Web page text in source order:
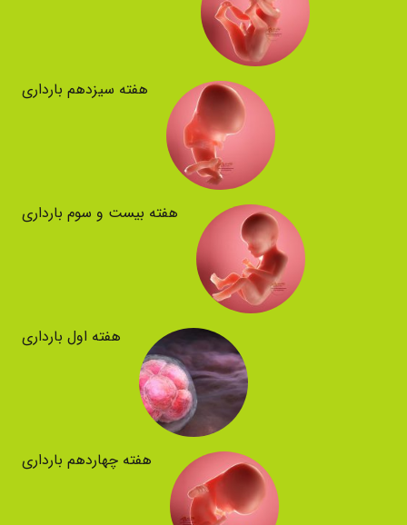
هفته سیزدهم بارداری
هفته بیست و سوم بارداری
هفته اول بارداری
هفته چهاردهم بارداری